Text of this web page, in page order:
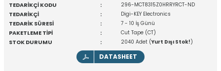
TEDARİKÇİ KODU : 296-MCT8315Z0HRRYRCT-ND
TEDARİKÇİ : Digi-KEY Electronics
TEDARİK SÜRESİ : 7 - 10 İş Günü
PAKETLEME TİPİ : Cut Tape (CT)
STOK DURUMU : 2040 Adet (Yurt Dışı Stok!)
DATASHEET